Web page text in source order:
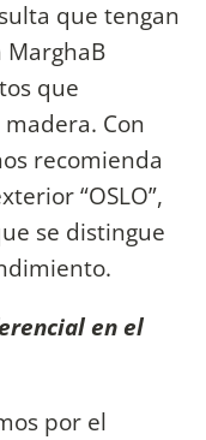
que tengan
MarghaB
que
Con
recomienda
“OSLO”,
se distingue
en el
por el